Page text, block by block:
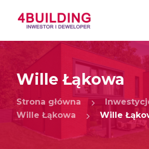
Wille Łąkowa
Strona główna
Wille Łąkowa
Wille